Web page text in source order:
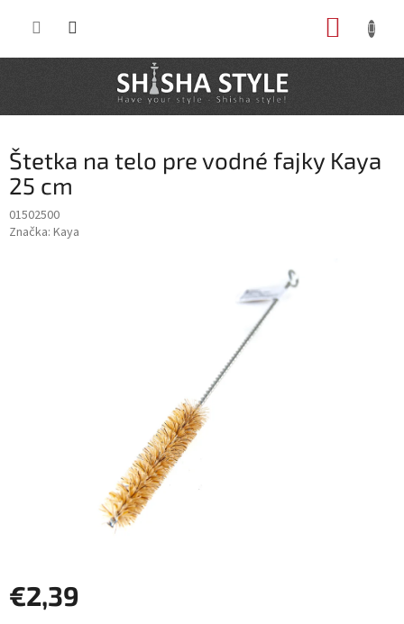
Štetka na telo pre vodné fajky Kaya
25 cm
01502500
Značka: Kaya
€2,39